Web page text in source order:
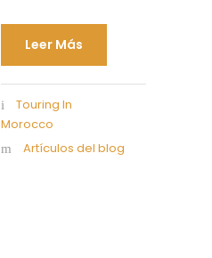
Leer Más
Touring In
Morocco
Artículos del blog